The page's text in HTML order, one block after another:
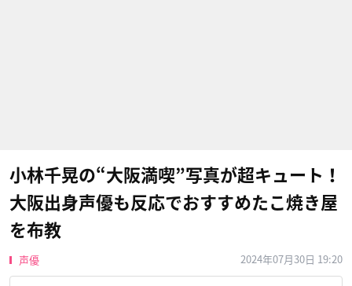
小林千晃の“大阪満喫”写真が超キュート！
大阪出身声優も反応でおすすめたこ焼き屋
を布教
声優 2024年07月30日 19:20